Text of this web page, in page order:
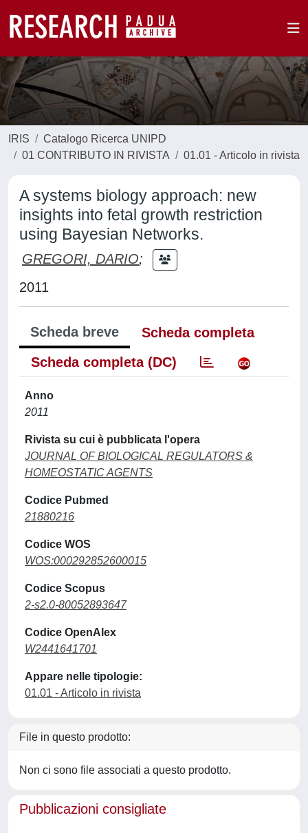
IRIS
Catalogo Ricerca UNIPD
01 CONTRIBUTO IN RIVISTA
01.01 - Articolo in rivista
A systems biology approach: new
insights into fetal growth restriction
using Bayesian Networks.
GREGORI, DARIO;
2011
Scheda breve
Scheda completa
Scheda completa (DC)
Anno
2011
Rivista su cui è pubblicata l'opera
JOURNAL OF BIOLOGICAL REGULATORS &
HOMEOSTATIC AGENTS
Codice Pubmed
21880216
Codice WOS
WOS:000292852600015
Codice Scopus
2-s2.0-80052893647
Codice OpenAlex
W2441641701
Appare nelle tipologie:
01.01 - Articolo in rivista
File in questo prodotto:
Non ci sono file associati a questo prodotto.
Pubblicazioni consigliate